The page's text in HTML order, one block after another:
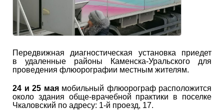
Передвижная диагностическая установка приедет
в удаленные районы Каменска-Уральского для
проведения флюорографии местным жителям.
24 и 25 маямобильный флюорограф расположится
около здания обще-врачебной практики в поселке
Чкаловский по адресу: 1-й проезд, 17.